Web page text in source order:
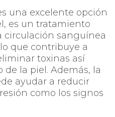
una excelente opción
es un tratamiento
circulación sanguínea
que contribuye a
toxinas así
la piel. Además, la
ayudar a reducir
como los signos